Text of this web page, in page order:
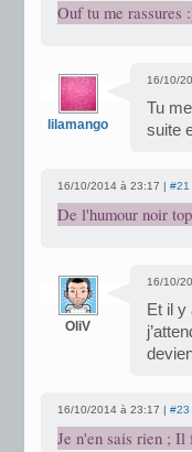
Ouf tu me rassures
lilamango
16/10/
Tu
suite
16/10/2014 à 23:17 | #21
De l'humour noir
OliV
16/10/
Et il y
16/10/2014 à 23:17 | #23
Je n'en sais rien ; Il